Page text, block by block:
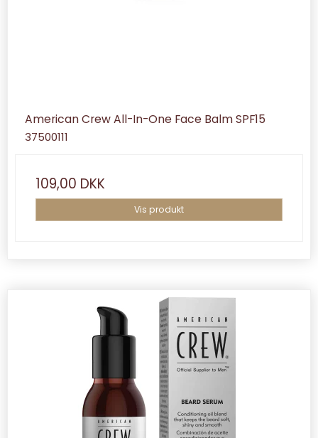
American Crew All-In-One Face Balm SPF15
37500111
109,00 DKK
Vis produkt